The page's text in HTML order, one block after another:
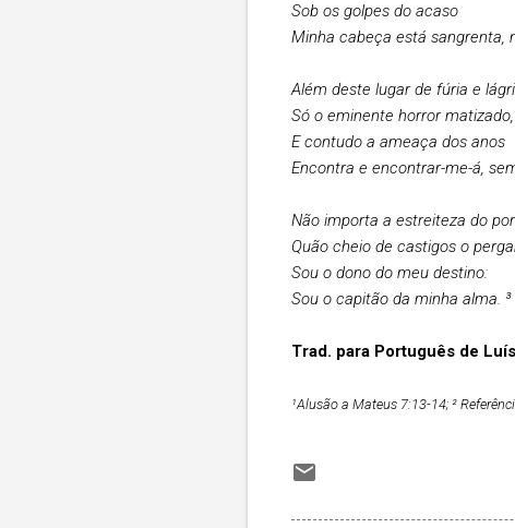
Sob os golpes do acaso
Minha cabeça está sangrenta,
Além deste lugar de fúria e
Só o eminente horror matizado,
E contudo a ameaça dos anos
Encontra e encontrar-me-á,
Não importa a estreiteza do
Quão cheio de castigos o
Sou o dono do meu destino:
Sou o capitão da minha alma. ³
Trad. para Português de
¹Alusão a Mateus 7:13-14; ²